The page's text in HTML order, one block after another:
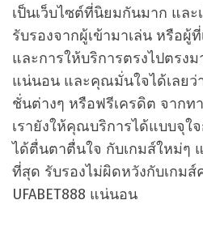
เป็นเว็บไซต์ที่นิยมกันมาก และ
รับรองจากผู้เข้ามาเล่น หรือผู้
และการให้บริการตรงไปตรง
แน่นอน และคุณมั่นใจได้เลยว่
ชั่นต่างๆ หรือฟรีเครดิต จากท
เรายังให้คุณบริการได้แบบจุใ
ได้ตื่นตาตื่นใจ กับเกมส์ใหม่ๆ
ที่สุด รับรองไม่ผิดหวังกับเกม
UFABET888 แน่นอน